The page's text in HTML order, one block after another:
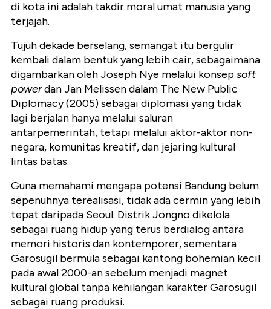
di kota ini adalah takdir moral umat manusia yang
terjajah.
Tujuh dekade berselang, semangat itu bergulir
kembali dalam bentuk yang lebih cair, sebagaimana
digambarkan oleh Joseph Nye melalui konsepsoft
powerdan Jan Melissen dalam The New Public
Diplomacy (2005) sebagai diplomasi yang tidak
lagi berjalan hanya melalui saluran
antarpemerintah, tetapi melalui aktor-aktor non-
negara, komunitas kreatif, dan jejaring kultural
lintas batas.
Guna memahami mengapa potensi Bandung belum
sepenuhnya terealisasi, tidak ada cermin yang lebih
tepat daripada Seoul. Distrik Jongno dikelola
sebagai ruang hidup yang terus berdialog antara
memori historis dan kontemporer, sementara
Garosugil bermula sebagai kantong bohemian kecil
pada awal 2000-an sebelum menjadi magnet
kultural global tanpa kehilangan karakter Garosugil
sebagai ruang produksi.